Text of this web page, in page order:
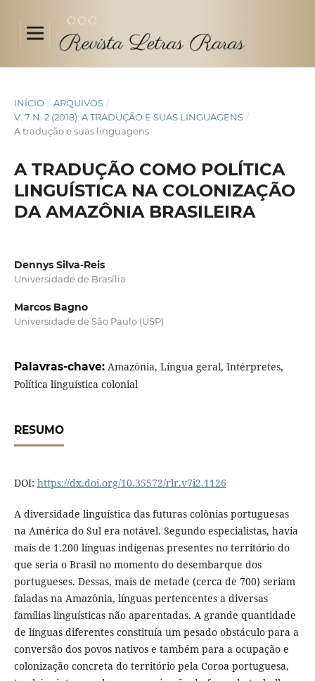
INÍCIO / ARQUIVOS /
V. 7 N. 2 (2018): A TRADUÇÃO E SUAS LINGUAGENS /
A tradução e suas linguagens
A TRADUÇÃO COMO POLÍTICA
LINGUÍSTICA NA COLONIZAÇÃO
DA AMAZÔNIA BRASILEIRA
Dennys Silva-Reis
Universidade de Brasília
Marcos Bagno
Universidade de São Paulo (USP)
Palavras-chave: Amazônia, Língua geral, Intérpretes,
Política linguística colonial
RESUMO
DOI: https://dx.doi.org/10.35572/rlr.v7i2.1126
A diversidade linguística das futuras colônias portuguesas
na América do Sul era notável. Segundo especialistas, havia
mais de 1.200 línguas indígenas presentes no território do
que seria o Brasil no momento do desembarque dos
portugueses. Dessas, mais de metade (cerca de 700) seriam
faladas na Amazônia, línguas pertencentes a diversas
famílias linguísticas não aparentadas. A grande quantidade
de línguas diferentes constituía um pesado obstáculo para a
conversão dos povos nativos e também para a ocupação e
colonização concreta do território pela Coroa portuguesa,